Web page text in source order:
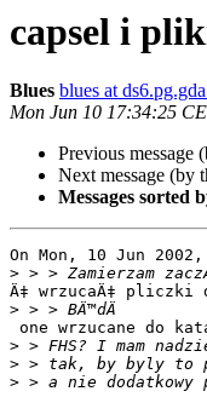
capsel i
Blues blues at
Mon Jun 10 17:34:25
Previous message
Next message (by
Messages sorted
On Mon, 10 Jun
>
Ä‡ wrzucaÄ‡ pliczki
>
>
>
>